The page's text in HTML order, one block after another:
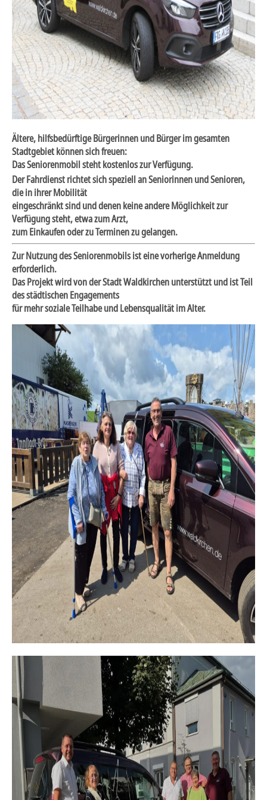
Ältere, hilfsbedürftige Bürgerinnen und Bürger im gesamten
Stadtgebiet können sich freuen:
Das Seniorenmobil steht kostenlos zur Verfügung.
Der Fahrdienst richtet sich speziell an Seniorinnen und Senioren,
die in ihrer Mobilität
eingeschränkt sind und denen keine andere Möglichkeit zur
Verfügung steht,etwa zum Arzt,
zum Einkaufen oder zu Terminen zu gelangen.
Zur Nutzung des Seniorenmobils ist eine vorherige Anmeldung
erforderlich.
Das Projekt wird von der Stadt Waldkirchen unterstützt und ist Teil
des städtischen Engagements
für mehr soziale Teilhabe und Lebensqualität im Alter.